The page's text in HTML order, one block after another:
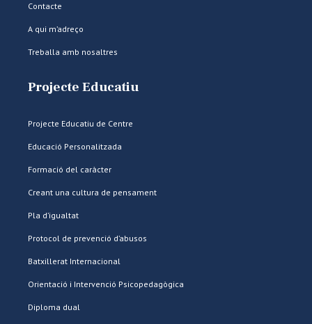
Contacte
A qui m’adreço
Treballa amb nosaltres
Projecte Educatiu
Projecte Educatiu de Centre
Educació Personalitzada
Formació del caràcter
Creant una cultura de pensament
Pla d’igualtat
Protocol de prevenció d’abusos
Batxillerat Internacional
Orientació i Intervenció Psicopedagògica
Diploma dual